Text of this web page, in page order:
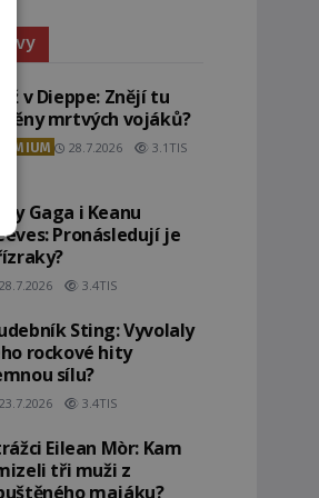
v Dieppe: Znějí tu
mrtvých vojáků?
28.7.2026 3.1TIS
Gaga i Keanu
Pronásledují je
28.7.2026 3.4TIS
Sting: Vyvolaly
rockové hity
sílu?
23.7.2026 3.4TIS
Eilean Mòr: Kam
tři muži z
majáku?